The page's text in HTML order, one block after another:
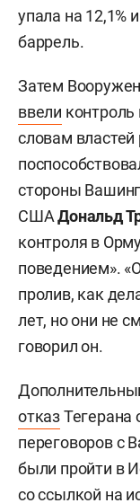
упала на 12,1%
баррель.
Затем
ввели
словам
стороны
СШАДональд
контроля в
поведением».
пролив, как
лет, но они не
говорил он.
отказТегерана
переговоров с
были пройти в
со ссылкой на